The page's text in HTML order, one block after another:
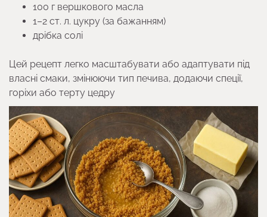
100 г вершкового масла
1–2 ст. л. цукру (за бажанням)
дрібка солі
Цей рецепт легко масштабувати або адаптувати під
власні смаки, змінюючи тип печива, додаючи спеції,
горіхи або терту цедру